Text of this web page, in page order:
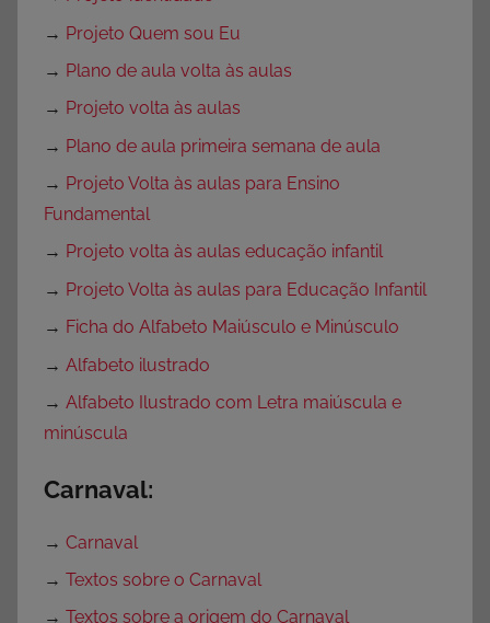
→ Projeto Quem sou Eu
→ Plano de aula volta às aulas
→ Projeto volta às aulas
→ Plano de aula primeira semana de aula
→ Projeto Volta às aulas para Ensino
Fundamental
→ Projeto volta às aulas educação infantil
→ Projeto Volta às aulas para Educação Infantil
→ Ficha do Alfabeto Maiúsculo e Minúsculo
→ Alfabeto ilustrado
→ Alfabeto Ilustrado com Letra maiúscula e
minúscula
Carnaval:
→ Carnaval
→ Textos sobre o Carnaval
→ Textos sobre a origem do Carnaval